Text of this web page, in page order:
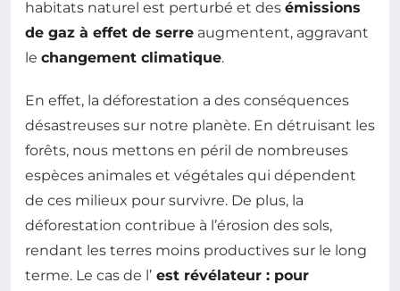
habitats naturel est perturbé et des émissions
de gaz à effet de serre augmentent, aggravant
le changement climatique.
En effet, la déforestation a des conséquences
désastreuses sur notre planète. En détruisant les
forêts, nous mettons en péril de nombreuses
espèces animales et végétales qui dépendent
de ces milieux pour survivre. De plus, la
déforestation contribue à l’érosion des sols,
rendant les terres moins productives sur le long
terme. Le cas de l’ est révélateur : pour